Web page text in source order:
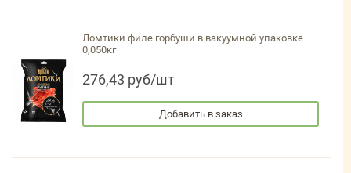
Ломтики филе горбуши в вакуумной упаковке
0,050кг
276,43 руб/шт
Добавить в заказ